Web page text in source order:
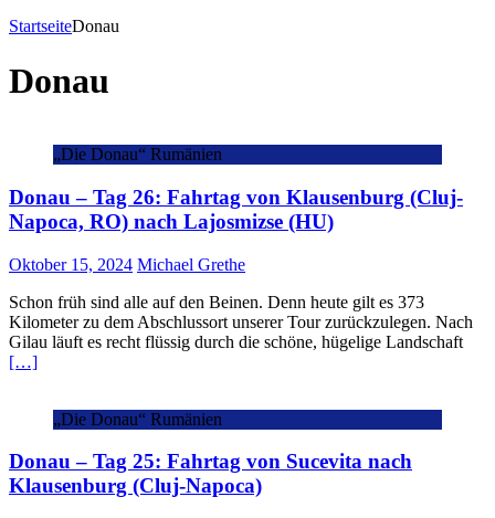
StartseiteDonau
Donau
„Die Donau“ Rumänien
Donau – Tag 26: Fahrtag von Klausenburg (Cluj-
Napoca, RO) nach Lajosmizse (HU)
Oktober 15, 2024 Michael Grethe
Schon früh sind alle auf den Beinen. Denn heute gilt es 373
Kilometer zu dem Abschlussort unserer Tour zurückzulegen. Nach
Gilau läuft es recht flüssig durch die schöne, hügelige Landschaft
[…]
„Die Donau“ Rumänien
Donau – Tag 25: Fahrtag von Sucevita nach
Klausenburg (Cluj-Napoca)